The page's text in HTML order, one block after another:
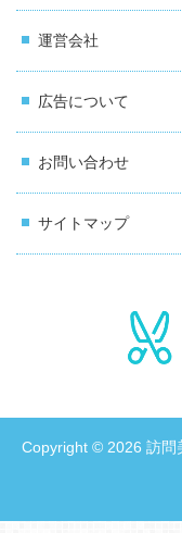
運営会社
広告について
お問い合わせ
サイトマップ
Copyright © 2026 訪問